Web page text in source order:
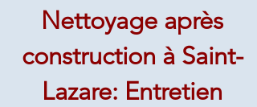
Nettoyage après
construction à Saint-
Lazare: Entretien